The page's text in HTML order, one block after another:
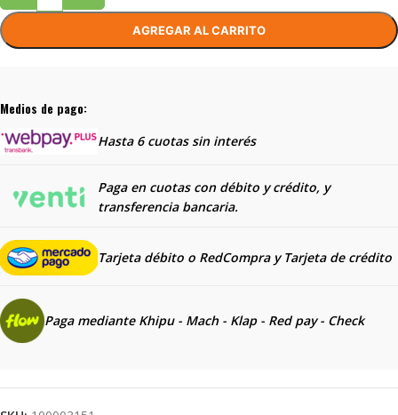
AGREGAR AL CARRITO
Medios de pago:
Hasta 6 cuotas sin interés
Paga en cuotas con débito y crédito, y
transferencia bancaria.
Tarjeta débito o RedCompra y Tarjeta de crédito
Paga mediante Khipu - Mach - Klap - Red pay - Check